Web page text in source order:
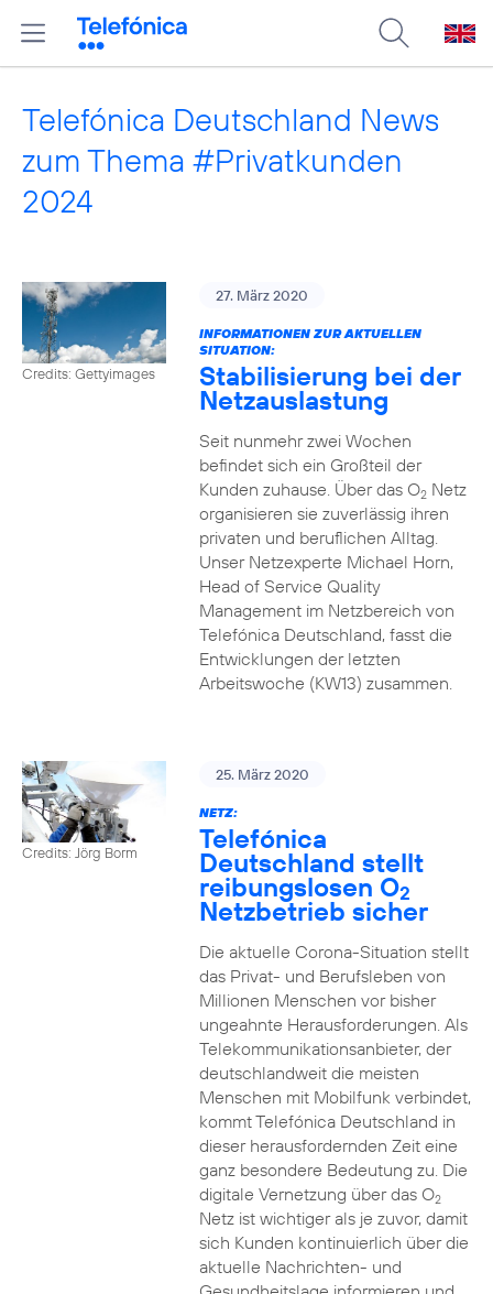
Telefónica Deutschland News
zum Thema #Privatkunden
2024
Credits: Gettyimages
27. März 2020
INFORMATIONEN ZUR AKTUELLEN
SITUATION:
Stabilisierung bei der
Netzauslastung
Seit nunmehr zwei Wochen
befindet sich ein Großteil der
Kunden zuhause. Über das O2Netz
organisieren sie zuverlässig ihren
privaten und beruflichen Alltag.
Unser Netzexperte Michael Horn,
Head of Service Quality
Management im Netzbereich von
Telefónica Deutschland, fasst die
Entwicklungen der letzten
Arbeitswoche (KW13) zusammen.
Credits: Jörg Borm
25. März 2020
NETZ:
Telefónica
Deutschland stellt
reibungslosen O2
Netzbetrieb sicher
Die aktuelle Corona-Situation stellt
das Privat- und Berufsleben von
Millionen Menschen vor bisher
ungeahnte Herausforderungen. Als
Telekommunikationsanbieter, der
deutschlandweit die meisten
Menschen mit Mobilfunk verbindet,
kommt Telefónica Deutschland in
dieser herausfordernden Zeit eine
ganz besondere Bedeutung zu. Die
digitale Vernetzung über das O2
Netz ist wichtiger als je zuvor, damit
sich Kunden kontinuierlich über die
aktuelle Nachrichten- und